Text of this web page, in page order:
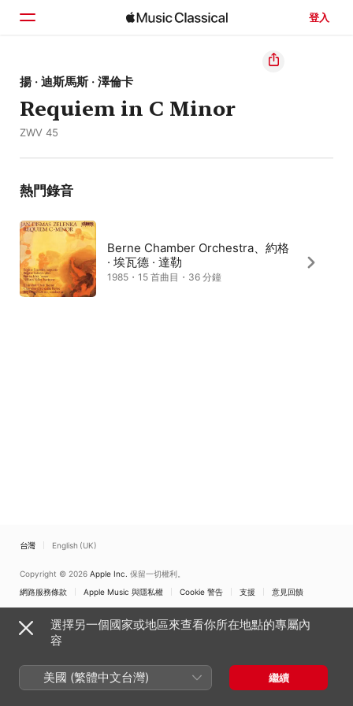
登入
首頁
瀏覽
揚 · 迪斯馬斯 · 澤倫卡
Requiem in C Minor
ZWV 45
熱門錄音
Berne Chamber Orchestra、約格
· 埃瓦德 · 達勒
1985・15 首曲目・36 分鐘
台灣 English (UK)
Copyright © 2026 Apple Inc. 保留一切權利。
網路服務條款
Apple Music 與隱私權 Cookie 警告 支援 意見回饋
選擇另一個國家或地區來查看你所在地點的專屬內
容
美國 (繁體中文台灣) 繼續